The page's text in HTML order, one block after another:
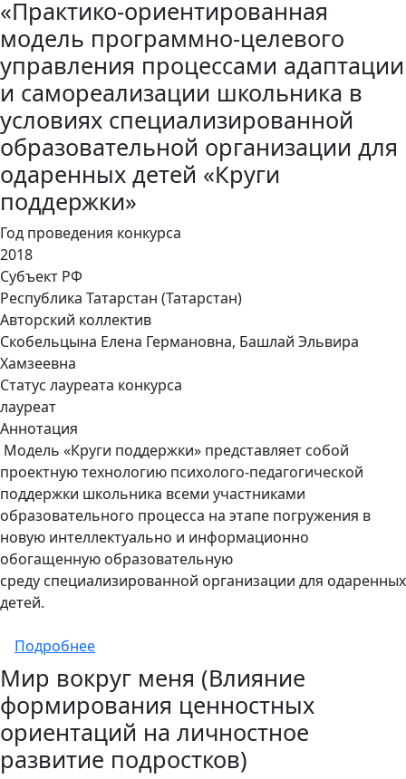
«Практико-ориентированная
модель программно-целевого
управления процессами адаптации
и самореализации школьника в
условиях специализированной
образовательной организации для
одаренных детей «Круги
поддержки»
Год проведения конкурса
2018
Субъект РФ
Республика Татарстан (Татарстан)
Авторский коллектив
Скобельцына Елена Германовна, Башлай Эльвира
Хамзеевна
Статус лауреата конкурса
лауреат
Аннотация
Модель «Круги поддержки» представляет собой
проектную технологию психолого-педагогической
поддержки школьника всеми участниками
образовательного процесса на этапе погружения в
новую интеллектуально и информационно
обогащенную образовательную
среду специализированной организации для одаренных
детей.
Подробнеео «Практико-ориентированная модель
Мир вокруг меня (Влияние
формирования ценностных
ориентаций на личностное
развитие подростков)